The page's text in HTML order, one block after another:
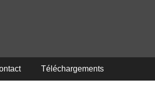
Téléchargements